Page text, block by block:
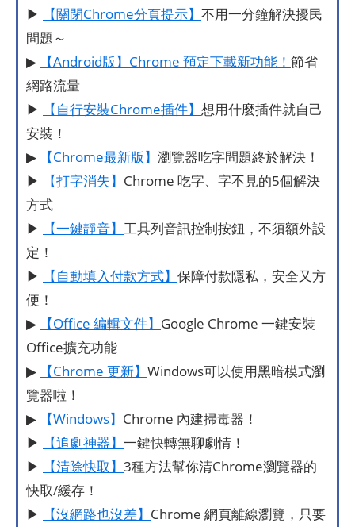
▶
【關閉Chrome分頁提示】 不用一分鐘解決擾民
問題～
▶
【Android版】Chrome 預定下載新功能！ 節省
網路流量
▶
【自行安裝Chrome插件】 想用什麼插件就自己
安裝！
▶
【Chrome最新版】 瀏覽器吃字問題終於解決！
▶
【打字消失】 Chrome 吃字、字不見的5個解決
方式
▶
【一鍵靜音】 工具列音訊控制按鈕，不須額外設
定！
▶
【自動填入付款方式】 保障付款隱私，安全又方
便！
▶
【Office 編輯文件】 Google Chrome 一鍵安裝
Office擴充功能
▶
【Chrome 更新】 Windows可以使用黑暗模式瀏
覽器啦！
▶
【Windows】 Chrome 內建掃毒器！
▶
【追劇神器】 一鍵快轉無聊劇情！
▶
【清除快取】 3種方法幫你清Chrome瀏覽器的
快取/緩存！
▶
【沒網路也沒差】 Chrome 網頁離線瀏覽，只要